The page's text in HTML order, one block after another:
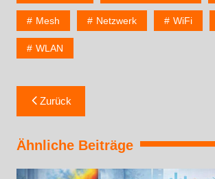
Mesh Netzwerk WiFi
WLAN
Zurück
Ähnliche Beiträge